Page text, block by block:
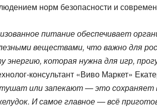
норм безопасности и
питание обеспечивает
веществами, что важно для
энергию, которая нужна для игр,
консультант «Виво Маркет»
или запекают — это
И самое главное — всё